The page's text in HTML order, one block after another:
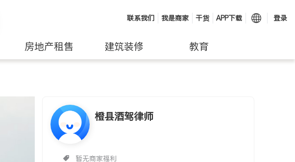
联系我们 我是商家 干货 APP下载 登录
房地产租售 建筑装修 教育
橙县酒驾律师
暂无商家福利